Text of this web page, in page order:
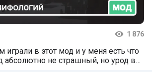
1 876
играли в этот мод и у меня есть что
абсолютно не страшный, но урод в